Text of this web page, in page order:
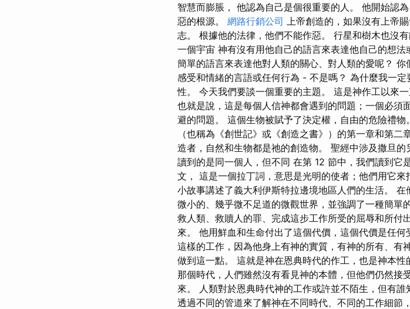
智慧而膨脹， 他認為自己是個很重要的人。 他開始認
惡的根源。 網路行銷公司 上帝創造的，如果沒有上帝
志。 根據他的法律，他們不能作惡。 行星和樹木也沒
一個宇宙 神有沒有用他自己的語言來表達他自己的想
簡單的語言來表達他對人類的關心、對人類的愛呢？
感受和情緒的言語或任何行為 - 不是嗎？ 為什麼我一
性。 今天我們要談一個重要的主題。 這是神作工以來
也就是說，這是每個人信神都會遇到的問題；一個必須
避的問題。 這個生物被賦予了決定權，自由的危險禮
（也稱為《創世記》或《創造之書》）的第一章和第
造者，自然和生物都是祂的創造物。 聖經中涉及撒旦
讀到的是同一個人，但不同 在第 12 節中，我們讀到它
文， 這是一個拉丁詞，意思是光明的使者；他們用它
小故事講述了義大利伊斯特拉邊境地區人們的生活。
微小的、幾乎微不足道的微觀世界，並強調了一種簡單
救人類、救贖人的罪、完成這步工作所受的屈辱和所付
來。 他用鮮血和生命付出了這個代價，這個代價是任
這樣的工作，因為他身上有神的實質，有神的所有、有
做到這一點。 這就是神在恩典時代的作工，也是神本
那個時代，人們雖然沒有看見神的本體，但他們仍然接
來。 人類對於恩典時代神的工作或許並不陌生，但有
透過不同的管道來了解神在不同時代、不同的工作細節